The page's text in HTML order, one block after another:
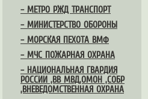
– МЕТРО РЖД ТРАНСПОРТ
– МИНИСТЕРСТВО ОБОРОНЫ
– МОРСКАЯ ПЕХОТА ВМФ
– МЧС ПОЖАРНАЯ ОХРАНА
– НАЦИОНАЛЬНАЯ ГВАРДИЯ
РОССИИ ,ВВ МВД,ОМОН ,СОБР
,ВНЕВЕДОМСТВЕННАЯ ОХРАНА